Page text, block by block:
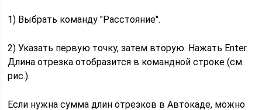
1) Выбрать команду "Расстояние".
2) Указать первую точку, затем вторую. Нажать Enter.
Длина отрезка отобразится в командной строке (см.
рис.).
Если нужна сумма длин отрезков в Автокаде, можно